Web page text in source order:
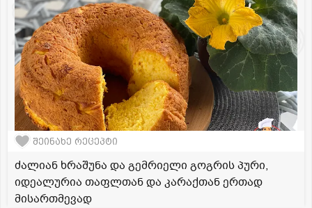
შეინახე რეცეპტი
ძალიან ხრაშუნა და გემრიელი გოგრის პური,
იდეალურია თაფლთან და კარაქთან ერთად
მისართმევად